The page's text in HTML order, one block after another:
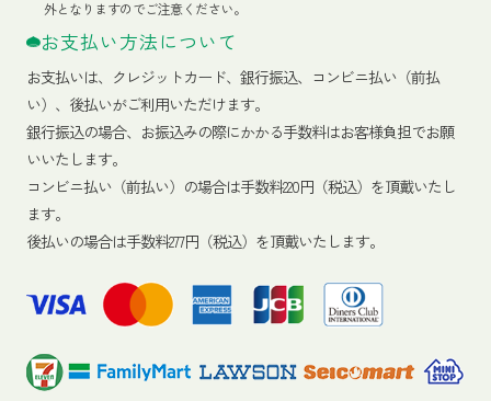
外となりますのでご注意ください。
お支払い方法について
お支払いは、クレジットカード、銀行振込、コンビニ払い（前払
い）、後払いがご利用いただけます。
銀行振込の場合、お振込みの際にかかる手数料はお客様負担でお願
いいたします。
コンビニ払い（前払い）の場合は手数料220円（税込）を頂戴いたし
ます。
後払いの場合は手数料277円（税込）を頂戴いたします。